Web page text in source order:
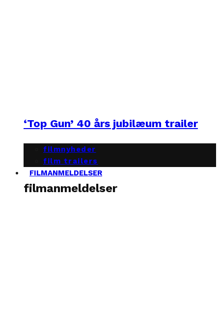
‘Top Gun’ 40 års jubilæum trailer
filmnyheder
film trailers
FILMANMELDELSER
filmanmeldelser